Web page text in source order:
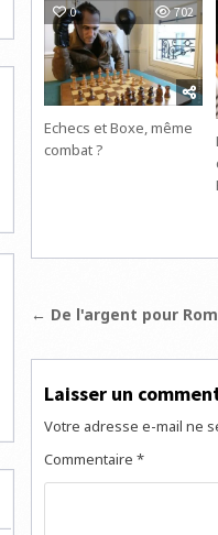
0 702
Echecs et Boxe, même
combat ?
Navigation
de
l’article
← De l'argent pour
Laisser un
Votre adresse e-mail ne
Commentaire *